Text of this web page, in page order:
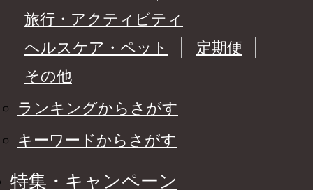
旅行・アクティビティ
ヘルスケア・ペット
定期便
その他
ランキングからさがす
キーワードからさがす
特集・キャンペーン